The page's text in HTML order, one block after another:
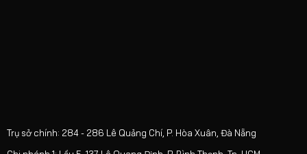
Trụ sở chính: 284 - 286 Lê Quảng Chí, P. Hòa Xuân, Đà Nẵng